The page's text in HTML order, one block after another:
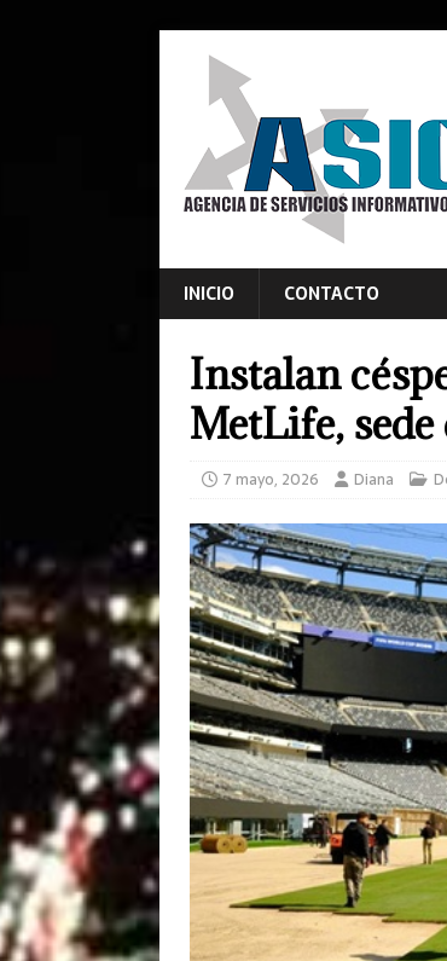
INICIO CONTACTO
Instalan
MetLife,
7 mayo, 2026 Diana